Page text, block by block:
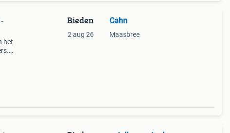
het
Bieden
2 aug 26
Cahn
Maasbree